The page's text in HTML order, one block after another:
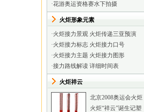
·花游奥运资格赛水下拍摄
火炬形象元素
·火炬接力景观 火炬传递三亚预演
·火炬接力标志 火炬接力口号
·火炬接力主题 火炬接力图形
·接力路线解读 详细时间表
火炬祥云
北京2008奥运会火炬
火炬“祥云”诞生记塑